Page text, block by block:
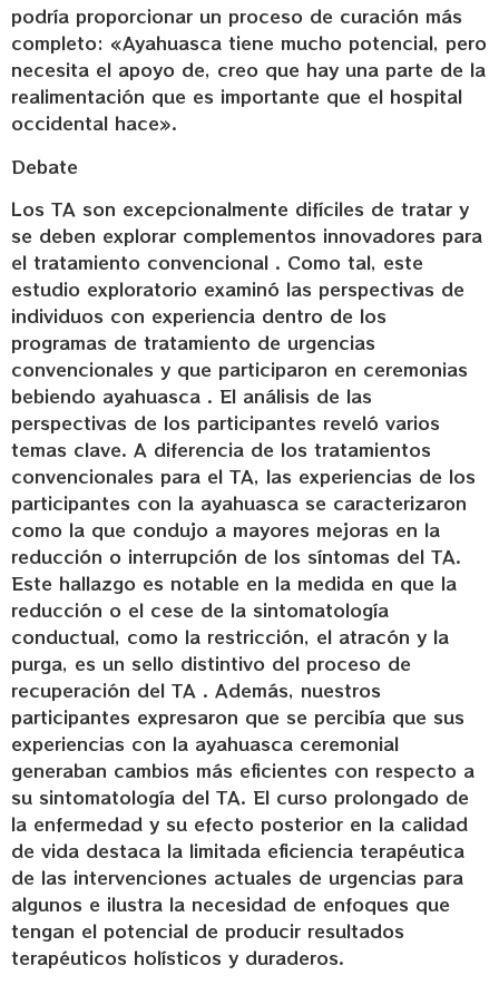
podría proporcionar un proceso de curación más
completo: «Ayahuasca tiene mucho potencial, pero
necesita el apoyo de, creo que hay una parte de la
realimentación que es importante que el hospital
occidental hace».
Debate
Los TA son excepcionalmente difíciles de tratar y
se deben explorar complementos innovadores para
el tratamiento convencional . Como tal, este
estudio exploratorio examinó las perspectivas de
individuos con experiencia dentro de los
programas de tratamiento de urgencias
convencionales y que participaron en ceremonias
bebiendo ayahuasca . El análisis de las
perspectivas de los participantes reveló varios
temas clave. A diferencia de los tratamientos
convencionales para el TA, las experiencias de los
participantes con la ayahuasca se caracterizaron
como la que condujo a mayores mejoras en la
reducción o interrupción de los síntomas del TA.
Este hallazgo es notable en la medida en que la
reducción o el cese de la sintomatología
conductual, como la restricción, el atracón y la
purga, es un sello distintivo del proceso de
recuperación del TA . Además, nuestros
participantes expresaron que se percibía que sus
experiencias con la ayahuasca ceremonial
generaban cambios más eficientes con respecto a
su sintomatología del TA. El curso prolongado de
la enfermedad y su efecto posterior en la calidad
de vida destaca la limitada eficiencia terapéutica
de las intervenciones actuales de urgencias para
algunos e ilustra la necesidad de enfoques que
tengan el potencial de producir resultados
terapéuticos holísticos y duraderos.